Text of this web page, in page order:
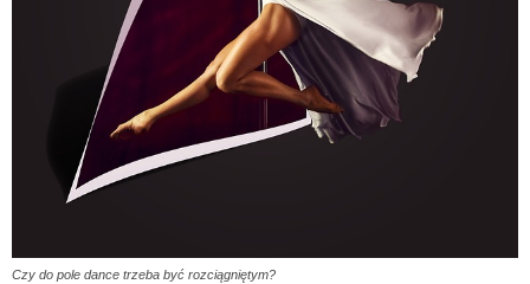
Czy do pole dance trzeba być rozciągniętym?